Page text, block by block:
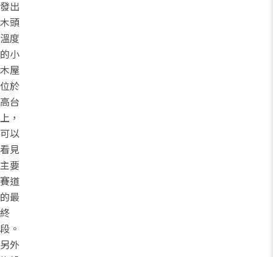
發出
木頭
溫度
的小
木屋
位於
高台
上，
可以
看見
主要
賽道
的最
終
段。
另外